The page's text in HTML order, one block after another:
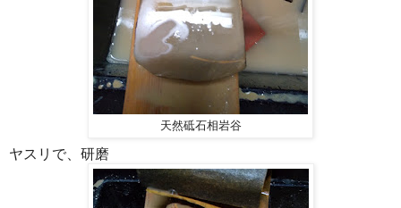
天然砥石相岩谷
ヤスリで、研磨